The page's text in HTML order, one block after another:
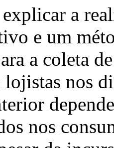
a
e um
a coleta
lojistas nos
nos